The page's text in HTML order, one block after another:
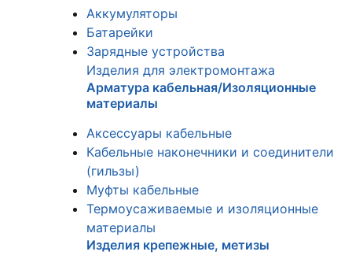
Аккумуляторы
Батарейки
Зарядные устройства
Изделия для электромонтажа
Арматура кабельная/Изоляционные
материалы
Аксессуары кабельные
Кабельные наконечники и соединители
(гильзы)
Муфты кабельные
Термоусаживаемые и изоляционные
материалы
Изделия крепежные, метизы